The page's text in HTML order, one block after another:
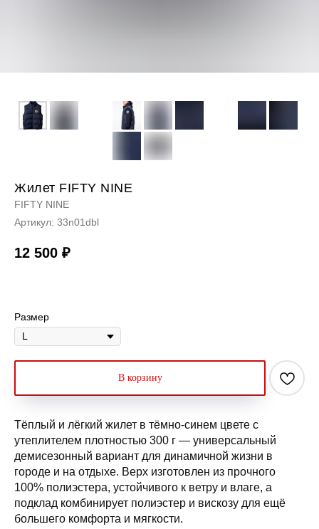
Жилет FIFTY NINE
FIFTY NINE
Артикул: 33n01dbl
12 500 ₽
Размер
В корзину
Тёплый и лёгкий жилет в тёмно-синем цвете с
утеплителем плотностью 300 г — универсальный
демисезонный вариант для динамичной жизни в
городе и на отдыхе. Верх изготовлен из прочного
100% полиэстера, устойчивого к ветру и влаге, а
подклад комбинирует полиэстер и вискозу для ещё
большего комфорта и мягкости.